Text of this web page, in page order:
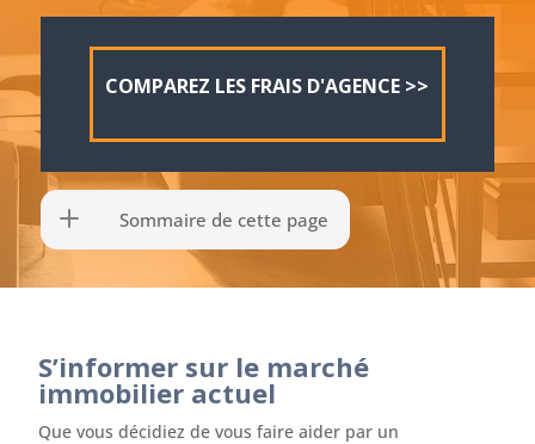
COMPAREZ LES FRAIS D'AGENCE >>
Sommaire de cette page
S’informer sur le marché
immobilier actuel
Que vous décidiez de vous faire aider par un